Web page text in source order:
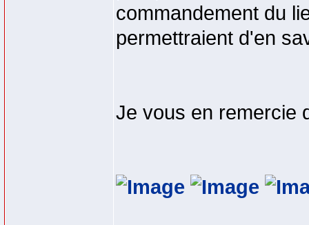
commandement du
permettraient d'en
Je vous en remercie